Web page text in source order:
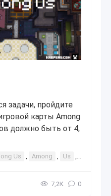
задачи, пройдите
карты Among
должно быть от 4,
Us , Among , Us ,
7,2К 0